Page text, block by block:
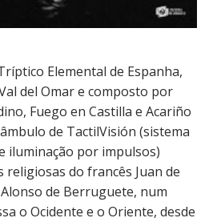
Elemental de Espanha,
del Omar e composto por
Fuego en Castilla e Acariño
de TactilVisión (sistema
iluminação por impulsos)
religiosas do francês Juan de
de Berruguete, num
o Ocidente e o Oriente, desde